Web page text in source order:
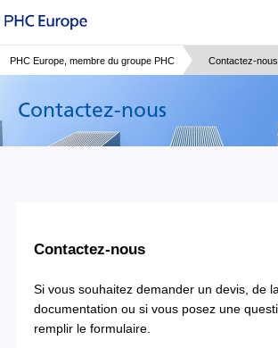
PHC Europe, membre du groupe PHC Contactez-nous
Contactez-nous